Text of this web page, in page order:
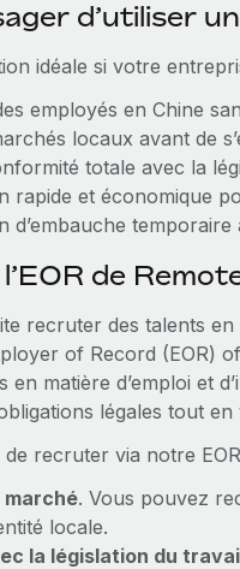
d’utiliser
idéale si votre
employés en Chine
locaux avant de
totale avec la
rapide et économique
d’embauche
de
recruter des talents en
of Record (EOR)
en matière d’emploi et
légales tout
recruter via notre
marché. Vous pouvez
locale.
la législation du